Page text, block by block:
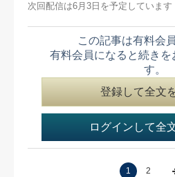
次回配信は6月3日を予定しています
この記事は有料会
有料会員になると続きを
す。
登録して全文
ログインして全
1 2